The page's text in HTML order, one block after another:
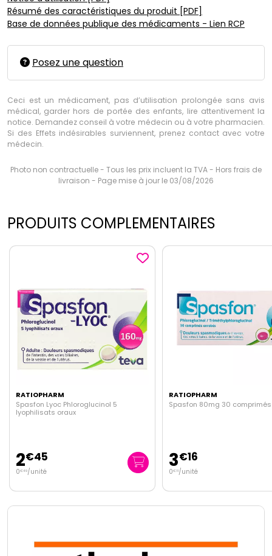
Résumé des caractéristiques du produit [PDF]
Base de données publique des médicaments - Lien RCP
Posez une question
Ceci est un médicament, pas d’utilisation prolongée sans avis
médical, garder hors de portée des enfants, lire attentivement la
notice. Demandez conseil à votre médecin ou à votre pharmacien.
Si des Effets indésirables surviennent, prenez contact avec votre
médecin.
Photo non contractuelle - Tous les prix incluent la TVA - Hors frais de
livraison - Page mise à jour le 03/08/2026
PRODUITS COMPLEMENTAIRES
5
Spasfon 80mg 30 comprimés
Spasfon